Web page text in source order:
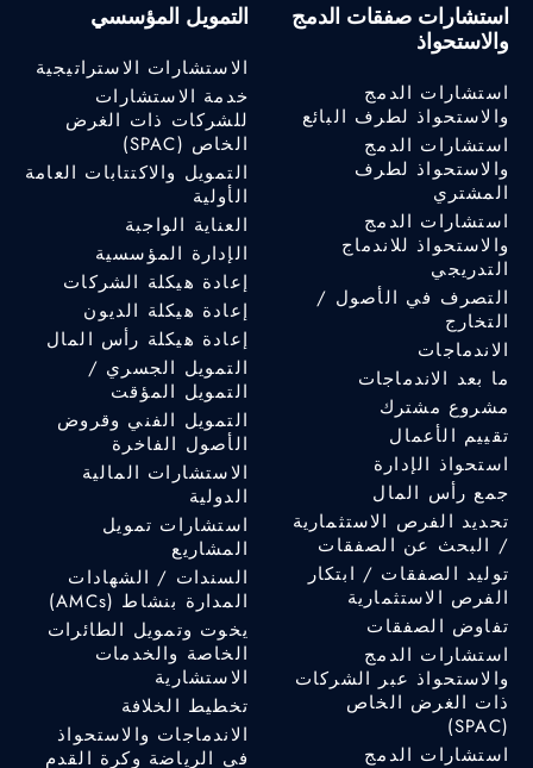
استشارات صفقات الدمج
والاستحواذ
استشارات الدمج
والاستحواذ لطرف البائع
استشارات الدمج
والاستحواذ لطرف
المشتري
استشارات الدمج
والاستحواذ للاندماج
التدريجي
التصرف في الأصول /
التخارج
الاندماجات
ما بعد الاندماجات
مشروع مشترك
تقييم الأعمال
استحواذ الإدارة
جمع رأس المال
تحديد الفرص الاستثمارية
/ البحث عن الصفقات
توليد الصفقات / ابتكار
الفرص الاستثمارية
تفاوض الصفقات
استشارات الدمج
والاستحواذ عبر الشركات
ذات الغرض الخاص
(SPAC)
استشارات الدمج
التمويل المؤسسي
الاستشارات الاستراتيجية
خدمة الاستشارات
للشركات ذات الغرض
الخاص (SPAC)
التمويل والاكتتابات العامة
الأولية
العناية الواجبة
الإدارة المؤسسية
إعادة هيكلة الشركات
إعادة هيكلة الديون
إعادة هيكلة رأس المال
التمويل الجسري /
التمويل المؤقت
التمويل الفني وقروض
الأصول الفاخرة
الاستشارات المالية
الدولية
استشارات تمويل
المشاريع
السندات / الشهادات
المدارة بنشاط (AMCs)
يخوت وتمويل الطائرات
الخاصة والخدمات
الاستشارية
تخطيط الخلافة
الاندماجات والاستحواذ
في الرياضة وكرة القدم